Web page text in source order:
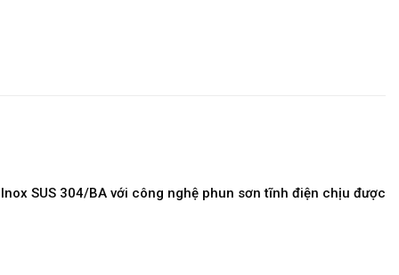
SUS 304/BA với công nghệ phun sơn tĩnh điện chịu được